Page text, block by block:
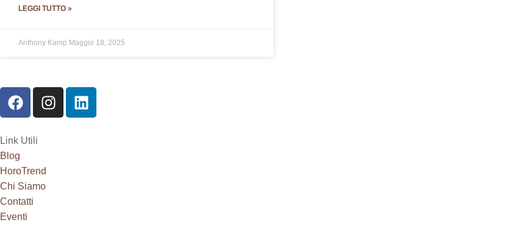
LEGGI TUTTO »
Anthony Kamp Maggio 18, 2025
Link Utili
Blog
HoroTrend
Chi Siamo
Contatti
Eventi